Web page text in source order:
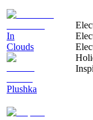
In
Clouds
Plushka